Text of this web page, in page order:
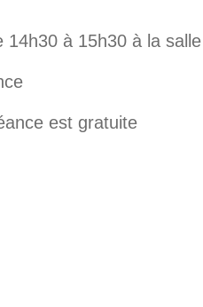
14h30 à 15h30 à la
est gratuite